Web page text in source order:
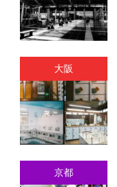
大阪
京都